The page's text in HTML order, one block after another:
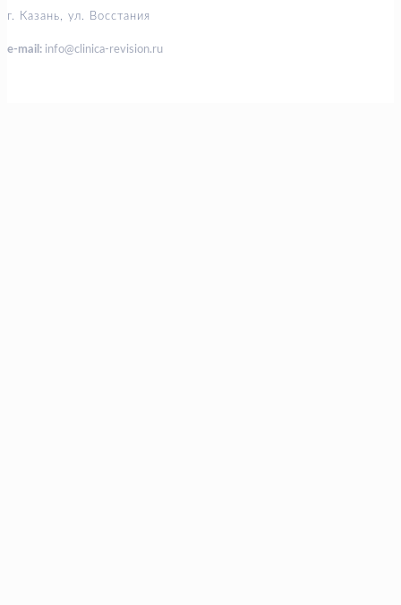
г. Казань, ул. Восстания
e-mail: info@clinica-revision.ru